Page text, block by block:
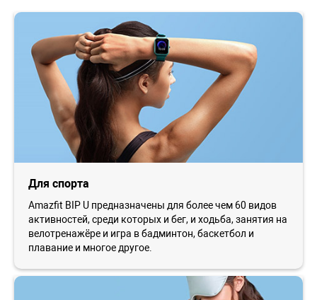
Для спорта
Amazfit BIP U предназначены для более чем 60 видов
активностей, среди которых и бег, и ходьба, занятия на
велотренажёре и игра в бадминтон, баскетбол и
плавание и многое другое.